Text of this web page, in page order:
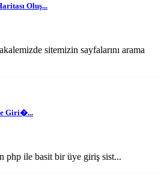
Oluş...
sitemizin sayfalarını arama
Giri�...
php ile basit bir üye giriş sist...